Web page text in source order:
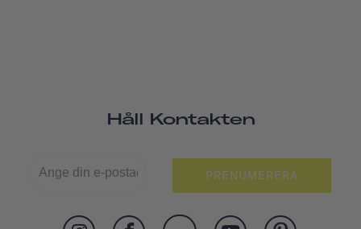
Håll Kontakten
PRENUMERERA